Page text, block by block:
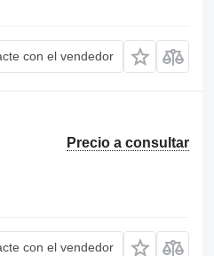
con el vendedor
Precio a consultar
con el vendedor